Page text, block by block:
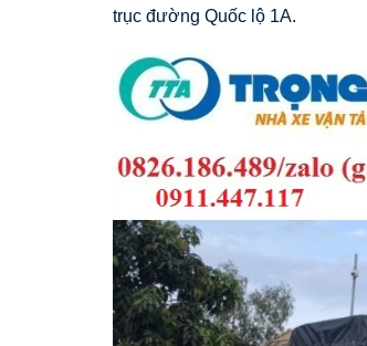
trục đường Quốc lộ 1A.